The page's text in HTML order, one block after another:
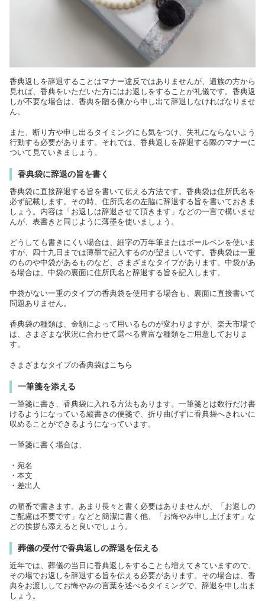
香典返しを辞退することはマナー違反ではありませんが、遺族の方から
見れば、香典をいただいた方にはお返しをすることが礼儀です。香典返
しが不要な場合は、香典を贈る側から申し出て辞退しなければなりませ
ん。
また、断り方や申し出るタイミングにも気をつけ、失礼にならないよう
行動する必要があります。それでは、香典返しを辞退する際のマナーに
ついて見ていきましょう。
香典袋に辞退の旨を書く
香典袋に直接辞退する旨を書いて伝える方法です。香典袋は住所氏名を
必ず記載します。その時、住所氏名の左脇に辞退する旨を書いておきま
しょう。内容は「お返しは辞退させて頂きます」などの一言で構いませ
んが、表書きと同じように薄墨を使いましょう。
どうしても書きにくい場合は、細字の万年筆またはボールペンを使いま
すが、四十九日までは薄墨で記入するのが望ましいです。香典袋は一重
のものや中袋があるものなど、さまざまなタイプがあります。中袋があ
る場合は、中袋の裏面に住所氏名と辞退する旨を記入します。
中袋がない一重のタイプの香典袋を使用する場合も、裏面に直接書いて
問題ありません。
香典袋の種類は、金額によって用いるものが変わりますが、楽天市場で
は、さまざまな状況に合わせて選べる豊富な種類をご用意しておりま
す。
さまざまなタイプの香典袋はこちら
一筆箋を添える
一筆箋に書き、香典袋に入れる方法もあります。一筆箋とは数行だけ書
けるようになっている縦書きの便箋で、折り曲げずに香典袋へきれいに
収めることができるようになっています。
一筆箋に書く場合は、
・宛名
・本文
・差出人
の順番で書きます。あまり長々と書く必要はありませんが、「お返しの
ご配慮は不要です」などと簡潔に書く他、「お悔やみ申し上げます」な
どの挨拶も添えると良いでしょう。
葬儀の受付で香典返しの辞退を伝える
近年では、葬儀の当日に香典返しをすることも増えてきていますので、
その場でお返しを辞退する旨を伝える必要があります。その場合は、香
典をお渡ししてお悔やみの言葉を述べるタイミングで、辞退を申し出ま
しょう。